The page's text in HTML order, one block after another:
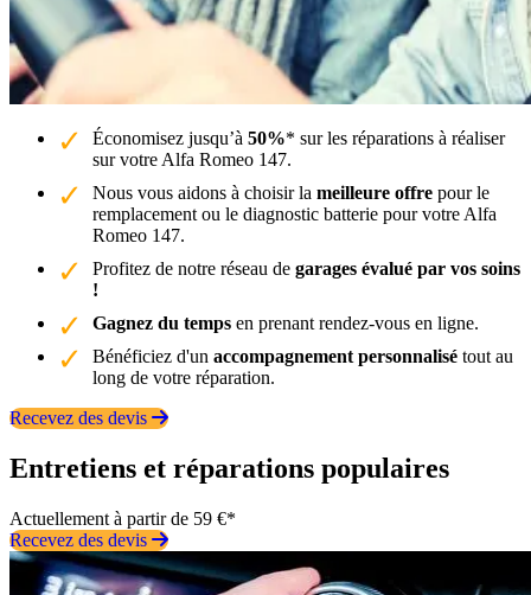
Économisez jusqu’à 50%* sur les réparations à réaliser
sur votre Alfa Romeo 147.
Nous vous aidons à choisir la meilleure offre pour le
remplacement ou le diagnostic batterie pour votre Alfa
Romeo 147.
Profitez de notre réseau de garages évalué par vos soins
!
Gagnez du temps en prenant rendez-vous en ligne.
Bénéficiez d'un accompagnement personnalisé tout au
long de votre réparation.
Recevez des devis
Entretiens et réparations populaires
Actuellement à partir de 59 €*
Recevez des devis